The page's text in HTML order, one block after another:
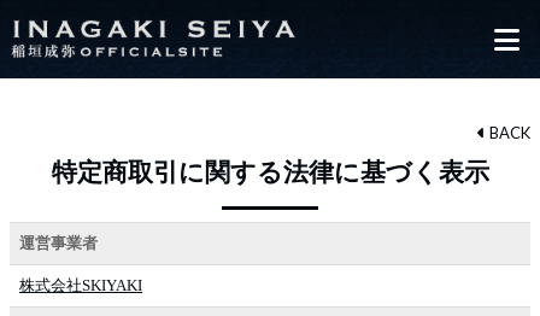
特定商取引に関する法律に基づく表示
BACK
運営事業者
株式会社SKIYAKI